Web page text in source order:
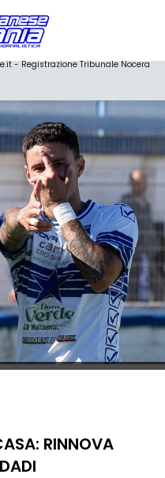
- Registrazione Tribunale Nocera
RINNOVA